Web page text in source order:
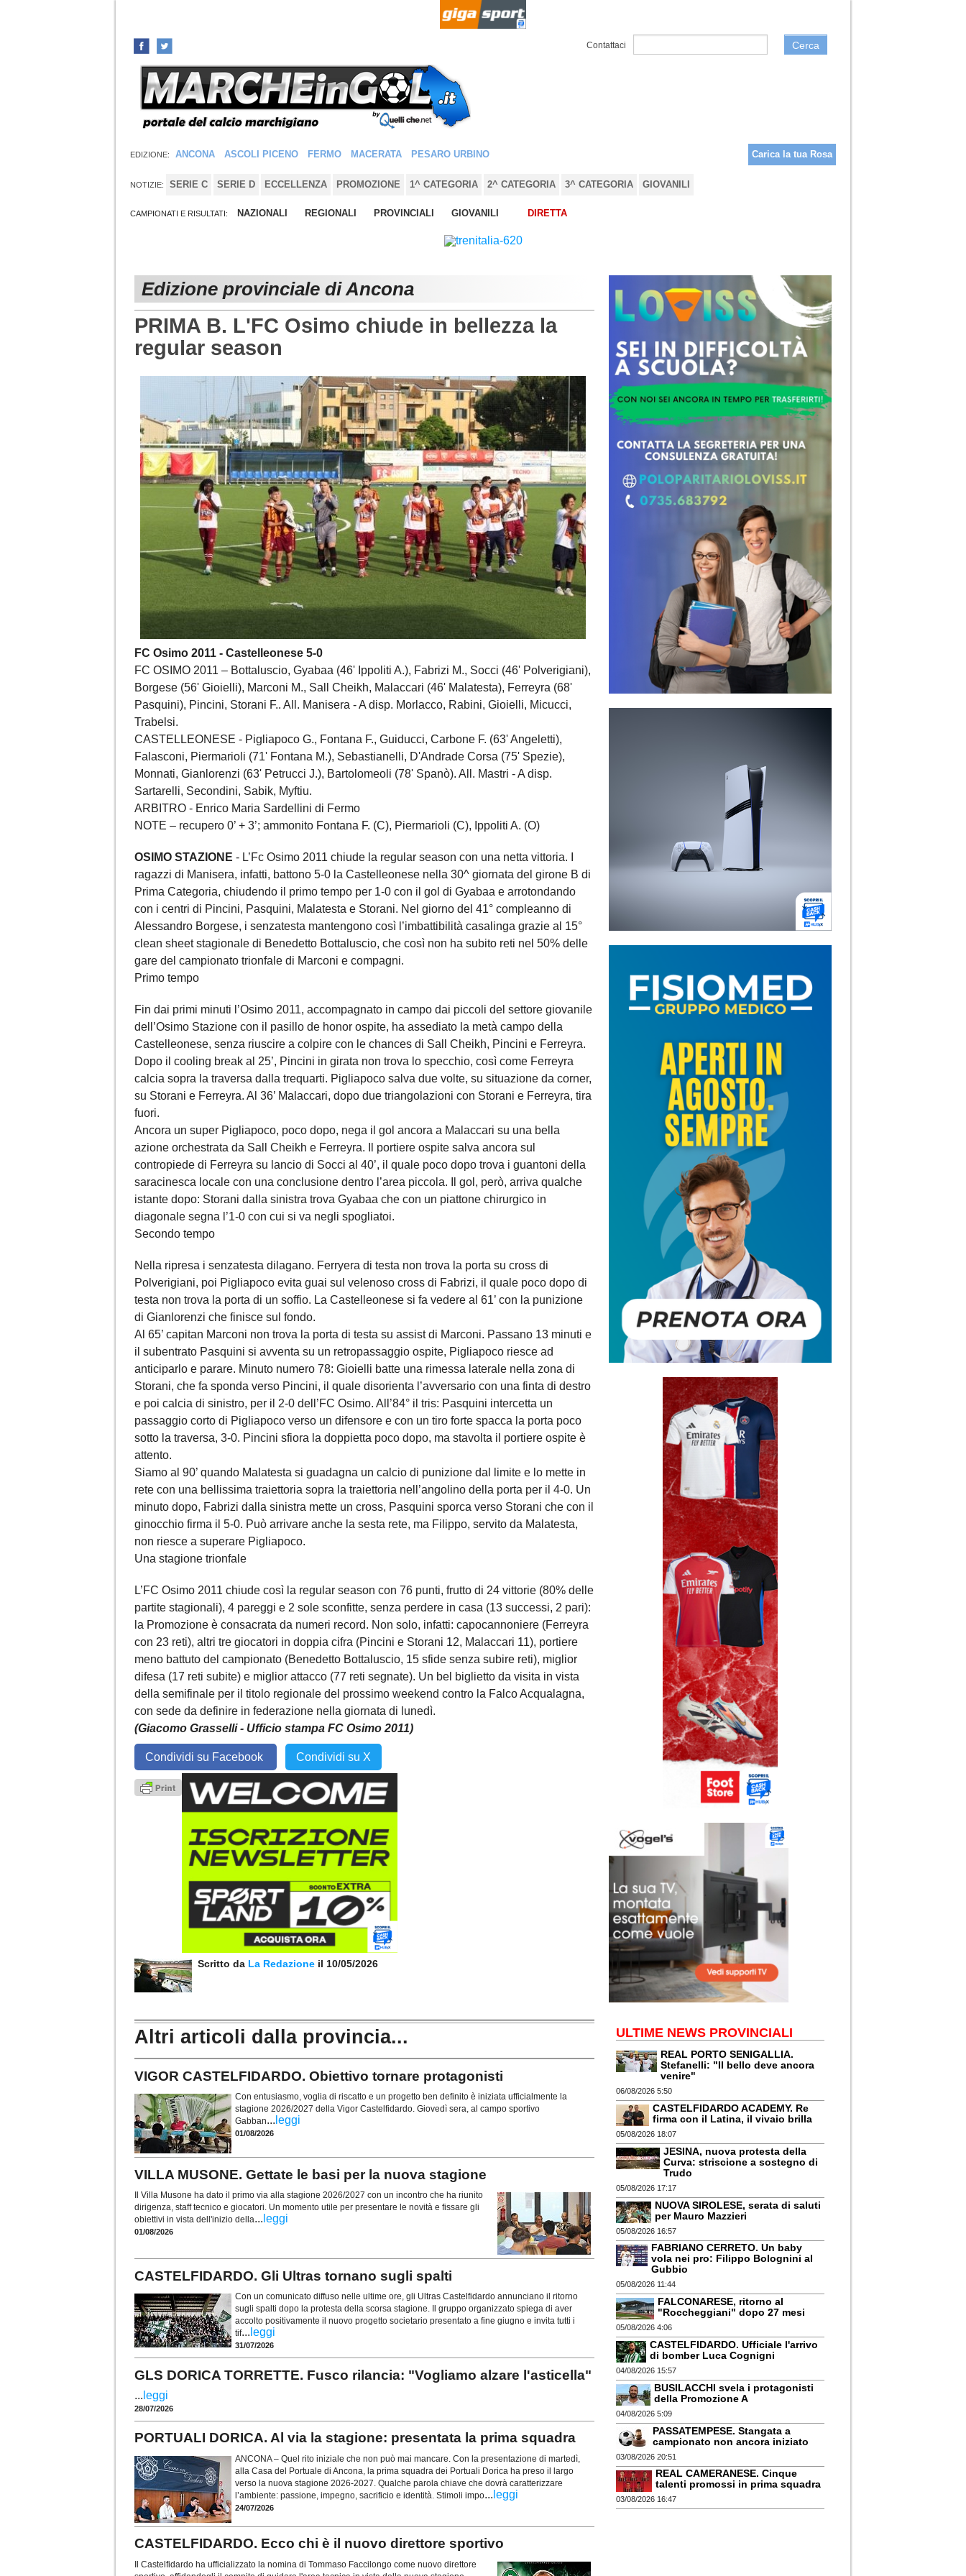
Contattaci Cerca
EDIZIONE: ANCONA ASCOLI PICENO FERMO MACERATA PESARO URBINO Carica la tua Rosa
NOTIZIE: SERIE C SERIE D ECCELLENZA PROMOZIONE 1^ CATEGORIA 2^ CATEGORIA 3^ CATEGORIA GIOVANILI
CAMPIONATI E RISULTATI: NAZIONALI REGIONALI PROVINCIALI GIOVANILI DIRETTA
Edizione provinciale di Ancona
PRIMA B. L'FC Osimo chiude in bellezza la
regular season
FC Osimo 2011 - Castelleonese 5-0
FC OSIMO 2011 – Bottaluscio, Gyabaa (46' Ippoliti A.), Fabrizi M., Socci (46' Polverigiani),
Borgese (56' Gioielli), Marconi M., Sall Cheikh, Malaccari (46' Malatesta), Ferreyra (68'
Pasquini), Pincini, Storani F.. All. Manisera - A disp. Morlacco, Rabini, Gioielli, Micucci,
Trabelsi.
CASTELLEONESE - Pigliapoco G., Fontana F., Guiducci, Carbone F. (63' Angeletti),
Falasconi, Piermarioli (71' Fontana M.), Sebastianelli, D'Andrade Corsa (75' Spezie),
Monnati, Gianlorenzi (63' Petrucci J.), Bartolomeoli (78' Spanò). All. Mastri - A disp.
Sartarelli, Secondini, Sabik, Myftiu.
ARBITRO - Enrico Maria Sardellini di Fermo
NOTE – recupero 0’ + 3’; ammonito Fontana F. (C), Piermarioli (C), Ippoliti A. (O)
OSIMO STAZIONE - L’Fc Osimo 2011 chiude la regular season con una netta vittoria. I
ragazzi di Manisera, infatti, battono 5-0 la Castelleonese nella 30^ giornata del girone B di
Prima Categoria, chiudendo il primo tempo per 1-0 con il gol di Gyabaa e arrotondando
con i centri di Pincini, Pasquini, Malatesta e Storani. Nel giorno del 41° compleanno di
Alessandro Borgese, i senzatesta mantengono così l’imbattibilità casalinga grazie al 15°
clean sheet stagionale di Benedetto Bottaluscio, che così non ha subito reti nel 50% delle
gare del campionato trionfale di Marconi e compagni.
Primo tempo
Fin dai primi minuti l’Osimo 2011, accompagnato in campo dai piccoli del settore giovanile
dell’Osimo Stazione con il pasillo de honor ospite, ha assediato la metà campo della
Castelleonese, senza riuscire a colpire con le chances di Sall Cheikh, Pincini e Ferreyra.
Dopo il cooling break al 25’, Pincini in girata non trova lo specchio, così come Ferreyra
calcia sopra la traversa dalla trequarti. Pigliapoco salva due volte, su situazione da corner,
su Storani e Ferreyra. Al 36’ Malaccari, dopo due triangolazioni con Storani e Ferreyra, tira
fuori.
Ancora un super Pigliapoco, poco dopo, nega il gol ancora a Malaccari su una bella
azione orchestrata da Sall Cheikh e Ferreyra. Il portiere ospite salva ancora sul
contropiede di Ferreyra su lancio di Socci al 40’, il quale poco dopo trova i guantoni della
saracinesca locale con una conclusione dentro l’area piccola. Il gol, però, arriva qualche
istante dopo: Storani dalla sinistra trova Gyabaa che con un piattone chirurgico in
diagonale segna l’1-0 con cui si va negli spogliatoi.
Secondo tempo
Nella ripresa i senzatesta dilagano. Ferryera di testa non trova la porta su cross di
Polverigiani, poi Pigliapoco evita guai sul velenoso cross di Fabrizi, il quale poco dopo di
testa non trova la porta di un soffio. La Castelleonese si fa vedere al 61’ con la punizione
di Gianlorenzi che finisce sul fondo.
Al 65’ capitan Marconi non trova la porta di testa su assist di Marconi. Passano 13 minuti e
il subentrato Pasquini si avventa su un retropassaggio ospite, Pigliapoco riesce ad
anticiparlo e parare. Minuto numero 78: Gioielli batte una rimessa laterale nella zona di
Storani, che fa sponda verso Pincini, il quale disorienta l’avversario con una finta di destro
e poi calcia di sinistro, per il 2-0 dell’FC Osimo. All’84° il tris: Pasquini intercetta un
passaggio corto di Pigliapoco verso un difensore e con un tiro forte spacca la porta poco
sotto la traversa, 3-0. Pincini sfiora la doppietta poco dopo, ma stavolta il portiere ospite è
attento.
Siamo al 90’ quando Malatesta si guadagna un calcio di punizione dal limite e lo mette in
rete con una bellissima traiettoria sopra la traiettoria nell’angolino della porta per il 4-0. Un
minuto dopo, Fabrizi dalla sinistra mette un cross, Pasquini sporca verso Storani che con il
ginocchio firma il 5-0. Può arrivare anche la sesta rete, ma Filippo, servito da Malatesta,
non riesce a superare Pigliapoco.
Una stagione trionfale
L’FC Osimo 2011 chiude così la regular season con 76 punti, frutto di 24 vittorie (80% delle
partite stagionali), 4 pareggi e 2 sole sconfitte, senza perdere in casa (13 successi, 2 pari):
la Promozione è consacrata da numeri record. Non solo, infatti: capocannoniere (Ferreyra
con 23 reti), altri tre giocatori in doppia cifra (Pincini e Storani 12, Malaccari 11), portiere
meno battuto del campionato (Benedetto Bottaluscio, 15 sfide senza subire reti), miglior
difesa (17 reti subite) e miglior attacco (77 reti segnate). Un bel biglietto da visita in vista
della semifinale per il titolo regionale del prossimo weekend contro la Falco Acqualagna,
con sede da definire in federazione nella giornata di lunedì.
(Giacomo Grasselli - Ufficio stampa FC Osimo 2011)
Condividi su Facebook Condividi su X
Scritto da La Redazione il 10/05/2026
Altri articoli dalla provincia...
VIGOR CASTELFIDARDO. Obiettivo tornare protagonisti
Con entusiasmo, voglia di riscatto e un progetto ben definito è iniziata ufficialmente la
stagione 2026/2027 della Vigor Castelfidardo. Giovedì sera, al campo sportivo
Gabban... leggi
01/08/2026
VILLA MUSONE. Gettate le basi per la nuova stagione
Il Villa Musone ha dato il primo via alla stagione 2026/2027 con un incontro che ha riunito
dirigenza, staff tecnico e giocatori. Un momento utile per presentare le novità e fissare gli
obiettivi in vista dell'inizio della... leggi
01/08/2026
CASTELFIDARDO. Gli Ultras tornano sugli spalti
Con un comunicato diffuso nelle ultime ore, gli Ultras Castelfidardo annunciano il ritorno
sugli spalti dopo la protesta della scorsa stagione. Il gruppo organizzato spiega di aver
accolto positivamente il nuovo progetto societario presentato a fine giugno e invita tutti i
tif... leggi
31/07/2026
GLS DORICA TORRETTE. Fusco rilancia: "Vogliamo alzare l'asticella"
... leggi
28/07/2026
PORTUALI DORICA. Al via la stagione: presentata la prima squadra
ANCONA – Quel rito iniziale che non può mai mancare. Con la presentazione di martedì,
alla Casa del Portuale di Ancona, la prima squadra dei Portuali Dorica ha preso il largo
verso la nuova stagione 2026-2027. Qualche parola chiave che dovrà caratterizzare
l’ambiente: passione, impegno, sacrificio e identità. Stimoli impo... leggi
24/07/2026
CASTELFIDARDO. Ecco chi è il nuovo direttore sportivo
Il Castelfidardo ha ufficializzato la nomina di Tommaso Faccilongo come nuovo direttore
ULTIME NEWS PROVINCIALI
REAL PORTO SENIGALLIA.
Stefanelli: "Il bello deve ancora
venire"
06/08/2026 5:50
CASTELFIDARDO ACADEMY. Re
firma con il Latina, il vivaio brilla
05/08/2026 18:07
JESINA, nuova protesta della
Curva: striscione a sostegno di
Trudo
05/08/2026 17:17
NUOVA SIROLESE, serata di saluti
per Mauro Mazzieri
05/08/2026 16:57
FABRIANO CERRETO. Un baby
vola nei pro: Filippo Bolognini al
Gubbio
05/08/2026 11:44
FALCONARESE, ritorno al
"Roccheggiani" dopo 27 mesi
05/08/2026 4:06
CASTELFIDARDO. Ufficiale l'arrivo
di bomber Luca Cognigni
04/08/2026 15:57
BUSILACCHI svela i protagonisti
della Promozione A
04/08/2026 5:09
PASSATEMPESE. Stangata a
campionato non ancora iniziato
03/08/2026 20:51
REAL CAMERANESE. Cinque
talenti promossi in prima squadra
03/08/2026 16:47